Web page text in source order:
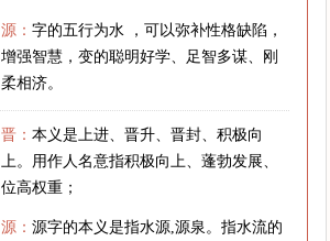
源：字的五行为水 ，可以弥补性格缺陷，
增强智慧，变的聪明好学、足智多谋、刚
柔相济。
晋：本义是上进、晋升、晋封、积极向
上。用作人名意指积极向上、蓬勃发展、
位高权重；
源：源字的本义是指水源,源泉。指水流的